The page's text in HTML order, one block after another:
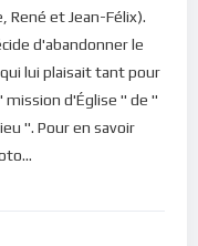
René et Jean-Félix).
d'abandonner le
lui plaisait tant pour
mission d'Église " de "
". Pour en savoir